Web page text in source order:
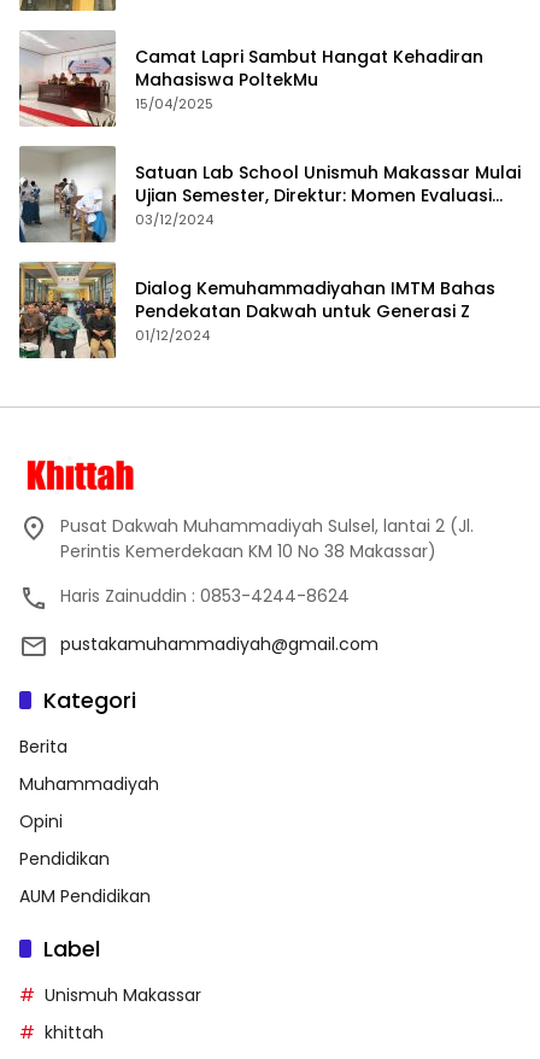
Camat Lapri Sambut Hangat Kehadiran
Mahasiswa PoltekMu
15/04/2025
Satuan Lab School Unismuh Makassar Mulai
Ujian Semester, Direktur: Momen Evaluasi
Proses Pembelajaran
03/12/2024
Dialog Kemuhammadiyahan IMTM Bahas
Pendekatan Dakwah untuk Generasi Z
01/12/2024
Pusat Dakwah Muhammadiyah Sulsel, lantai 2 (Jl.
Perintis Kemerdekaan KM 10 No 38 Makassar)
Haris Zainuddin : 0853-4244-8624
pustakamuhammadiyah@gmail.com
Kategori
Berita
Muhammadiyah
Opini
Pendidikan
AUM Pendidikan
Label
Unismuh Makassar
khittah